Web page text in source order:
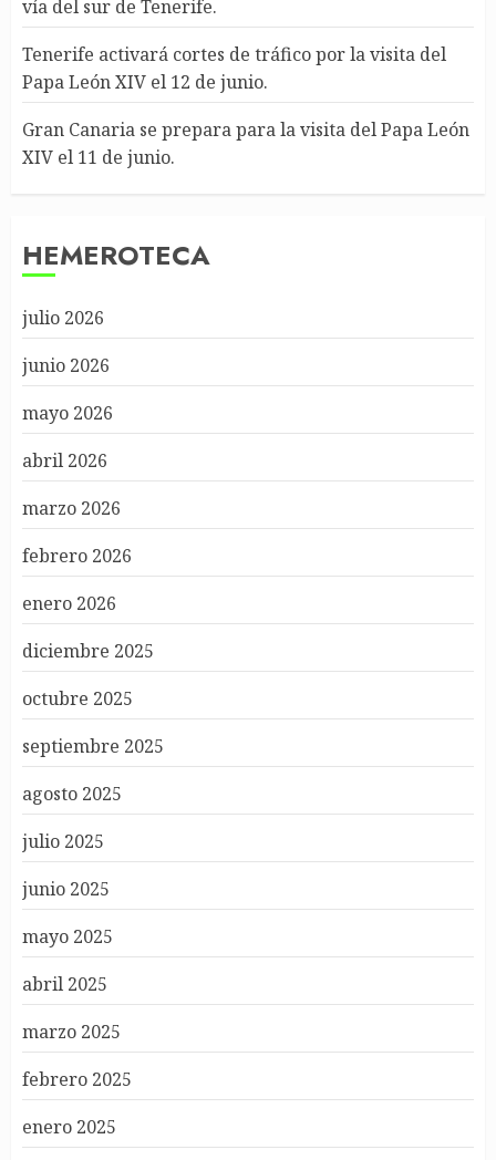
vía del sur de Tenerife.
Tenerife activará cortes de tráfico por la visita del
Papa León XIV el 12 de junio.
Gran Canaria se prepara para la visita del Papa León
XIV el 11 de junio.
HEMEROTECA
julio 2026
junio 2026
mayo 2026
abril 2026
marzo 2026
febrero 2026
enero 2026
diciembre 2025
octubre 2025
septiembre 2025
agosto 2025
julio 2025
junio 2025
mayo 2025
abril 2025
marzo 2025
febrero 2025
enero 2025